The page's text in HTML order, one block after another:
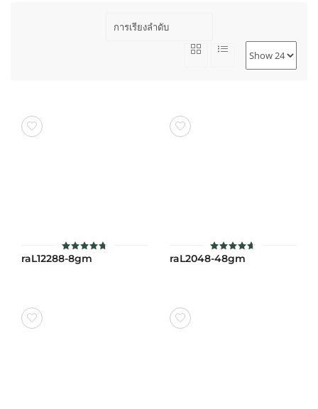
ให้คะแนน
4.7
raL12288-8gm
ให้คะแนน
4.6
raL2048-48gm